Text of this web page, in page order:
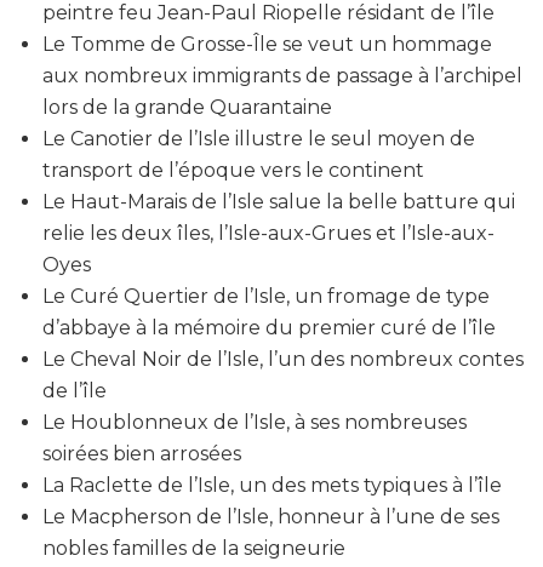
peintre feu Jean-Paul Riopelle résidant de l’île
Le Tomme de Grosse-Île se veut un hommage
aux nombreux immigrants de passage à l’archipel
lors de la grande Quarantaine
Le Canotier de l’Isle illustre le seul moyen de
transport de l’époque vers le continent
Le Haut-Marais de l’Isle salue la belle batture qui
relie les deux îles, l’Isle-aux-Grues et l’Isle-aux-
Oyes
Le Curé Quertier de l’Isle, un fromage de type
d’abbaye à la mémoire du premier curé de l’île
Le Cheval Noir de l’Isle, l’un des nombreux contes
de l’île
Le Houblonneux de l’Isle, à ses nombreuses
soirées bien arrosées
La Raclette de l’Isle, un des mets typiques à l’île
Le Macpherson de l’Isle, honneur à l’une de ses
nobles familles de la seigneurie